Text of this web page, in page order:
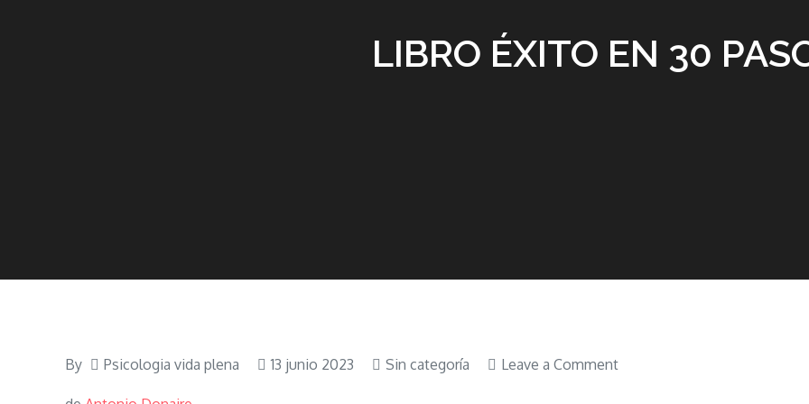
LIBRO ÉXITO EN 30
By Psicologia vida plena 13 junio 2023 Sin categoría Leave a Commenton